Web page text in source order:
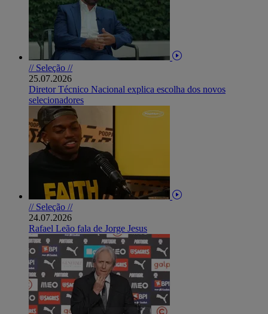
// Seleção //
25.07.2026
Diretor Técnico Nacional explica escolha dos novos
selecionadores
// Seleção //
24.07.2026
Rafael Leão fala de Jorge Jesus